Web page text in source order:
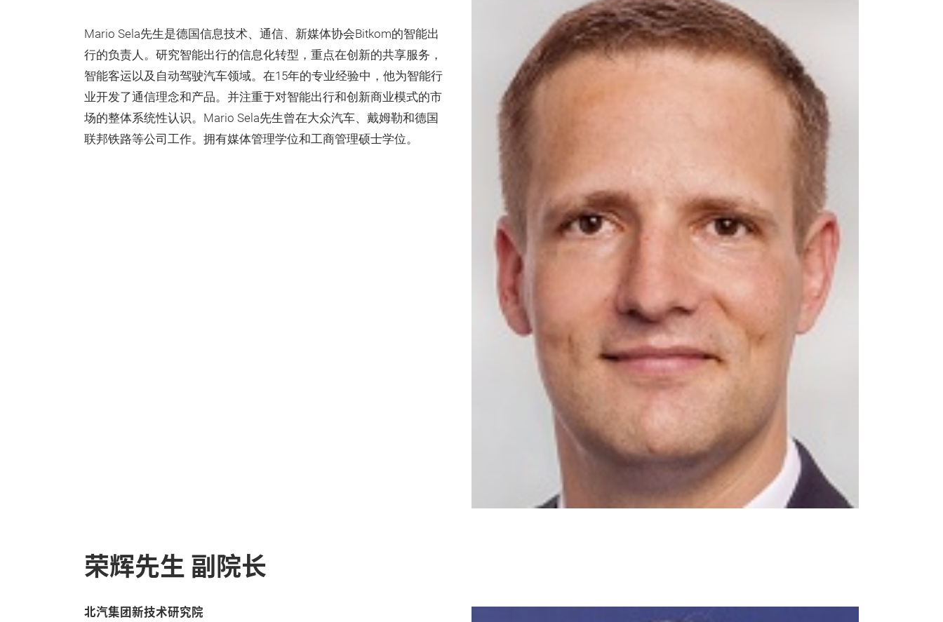
Mario Sela先生是德国信息技术、通信、新媒体协会Bitkom的智能出
行的负责人。研究智能出行的信息化转型，重点在创新的共享服务，
智能客运以及自动驾驶汽车领域。在15年的专业经验中，他为智能行
业开发了通信理念和产品。并注重于对智能出行和创新商业模式的市
场的整体系统性认识。Mario Sela先生曾在大众汽车、戴姆勒和德国
联邦铁路等公司工作。拥有媒体管理学位和工商管理硕士学位。
荣辉先生 副院长
北汽集团新技术研究院